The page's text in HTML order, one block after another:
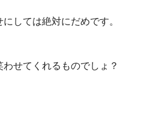
しては絶対にだめです。
せてくれるものでしょ？